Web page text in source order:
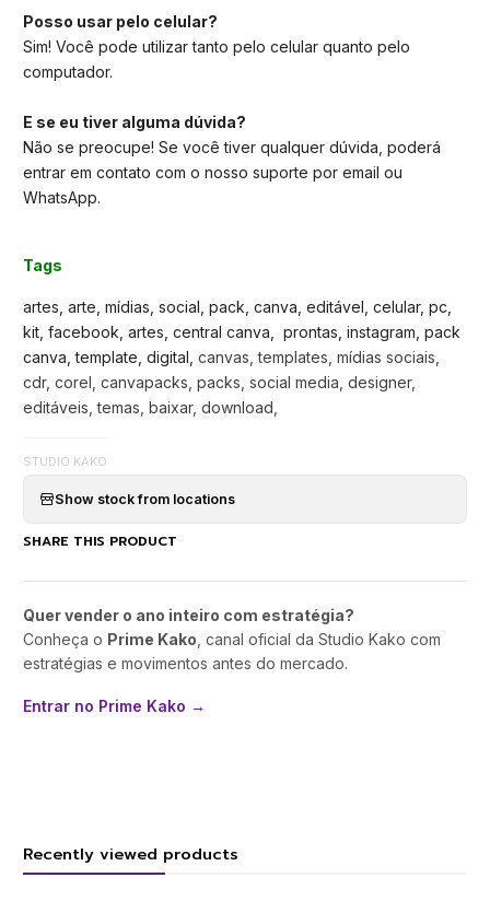
Posso usar pelo celular?
Sim! Você pode utilizar tanto pelo celular quanto pelo
computador.
E se eu tiver alguma dúvida?
Não se preocupe! Se você tiver qualquer dúvida, poderá
entrar em contato com o nosso suporte por email ou
WhatsApp.
Tags
artes, arte, mídias, social, pack, canva, editável, celular, pc,
kit, facebook, artes, central canva, prontas, instagram, pack
canva, template, digital, canvas, templates, mídias sociais,
cdr, corel, canvapacks, packs, social media, designer,
editáveis, temas, baixar, download,
STUDIO KAKO
Show stock from locations
SHARE THIS PRODUCT
Quer vender o ano inteiro com estratégia?
Conheça o Prime Kako , canal oficial da Studio Kako com
estratégias e movimentos antes do mercado.
Entrar no Prime Kako →
Recently viewed products